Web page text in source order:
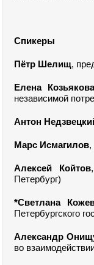
Спикеры
Пётр Шелищ,
Елена Козьякова
независимой
Антон
Марс Исмагилов,
Алексей Койтов
Петербург)
*Светлана
Петербургского
Александр
во